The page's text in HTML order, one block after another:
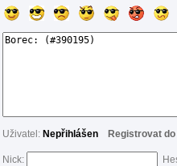
Uživatel: Nepřihlášen Registrovat
Nick: